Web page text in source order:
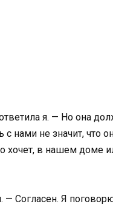
я. — Но она
с нами не значит, что
хочет, в нашем доме
— Согласен. Я